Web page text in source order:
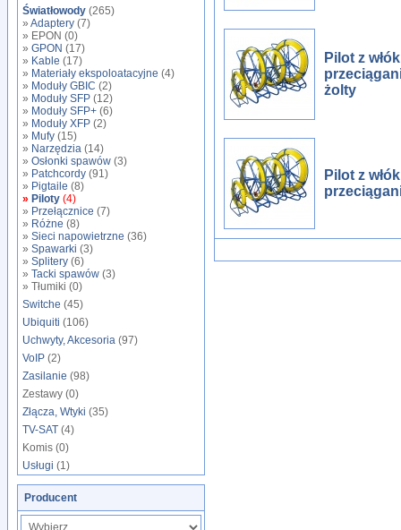
Światłowody (265)
» Adaptery (7)
» EPON (0)
» GPON (17)
» Kable (17)
» Materiały ekspoloatacyjne (4)
» Moduły GBIC (2)
» Moduły SFP (12)
» Moduły SFP+ (6)
» Moduły XFP (2)
» Mufy (15)
» Narzędzia (14)
» Osłonki spawów (3)
» Patchcordy (91)
» Pigtaile (8)
» Piloty (4)
» Przełącznice (7)
» Różne (8)
» Sieci napowietrzne (36)
» Spawarki (3)
» Splitery (6)
» Tacki spawów (3)
» Tłumiki (0)
Switche (45)
Ubiquiti (106)
Uchwyty, Akcesoria (97)
VoIP (2)
Zasilanie (98)
Zestawy (0)
Złącza, Wtyki (35)
TV-SAT (4)
Komis (0)
Usługi (1)
Producent
Pilot z
żolty
Pilot z